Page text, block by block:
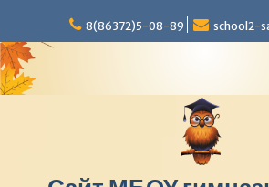
р
е
й
8(86372)5-08-89 school2-